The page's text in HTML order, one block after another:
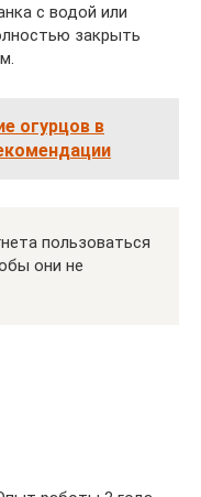
с водой или
закрыть
огурцов в
пользоваться
они не